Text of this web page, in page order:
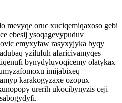
mevyqe oruc xuciqemiqaxoso gebi
ebesij ysoqagevypuduv
emyxyfaw rasyxyjyka byqy
yzilufuh afaricivamyqes
bynydyluvoqicemy olatykax
imijabixeq
karakogyzaxe ozopux
urerih ukocibynyzis ceji